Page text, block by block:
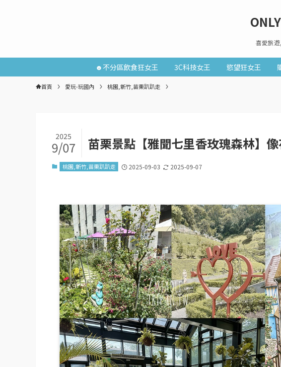
喜愛旅
☻不分區飲食狂女王 3C科技女王 慾望狂女王
首頁 愛玩-玩國內 桃園,新竹,苗栗趴趴走
苗栗景點【雅聞七里香玫瑰森林】
2025
9/07
桃園,新竹,苗栗趴趴走 2025-09-03 2025-09-07